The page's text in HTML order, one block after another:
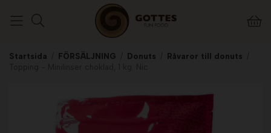
Startsida FÖRSÄLJNING Donuts Råvaror till donuts